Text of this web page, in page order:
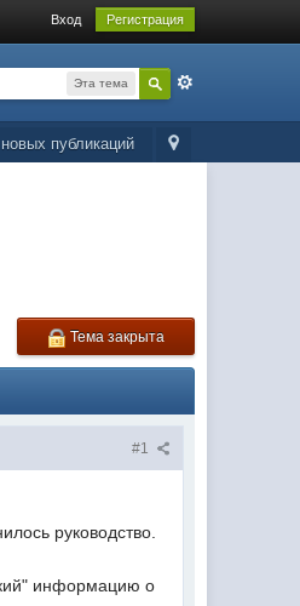
Вход Регистрация
Эта тема
публикаций
Тема закрыта
#1
руководство.
информацию о